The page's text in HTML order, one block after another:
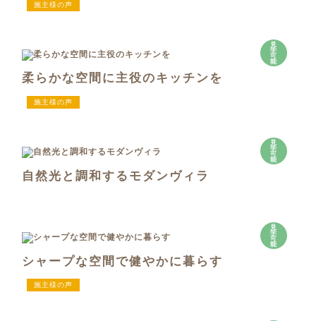
施主様の声
見
学
可
能
柔らかな空間に主役のキッチンを
施主様の声
見
学
可
能
自然光と調和するモダンヴィラ
見
学
可
能
シャープな空間で健やかに暮らす
施主様の声